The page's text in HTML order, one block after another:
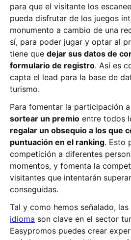
para que el visitante los
pueda disfrutar de los juegos
monumento a cambio de una
sí, para poder jugar y optar al
tiene que dejar sus datos de
formulario de registro. Así es
capta el lead para la base de
turismo.
Para fomentar la participación
sortear un premio entre todos
regalar un obsequio a los que
puntuación en el ranking. Esto
competición a diferentes
momentos, y fomenta la
visitantes que intentarán
conseguidas.
Tal y como hemos señalado, las
idioma son clave en el sector
Easypromos puedes crear